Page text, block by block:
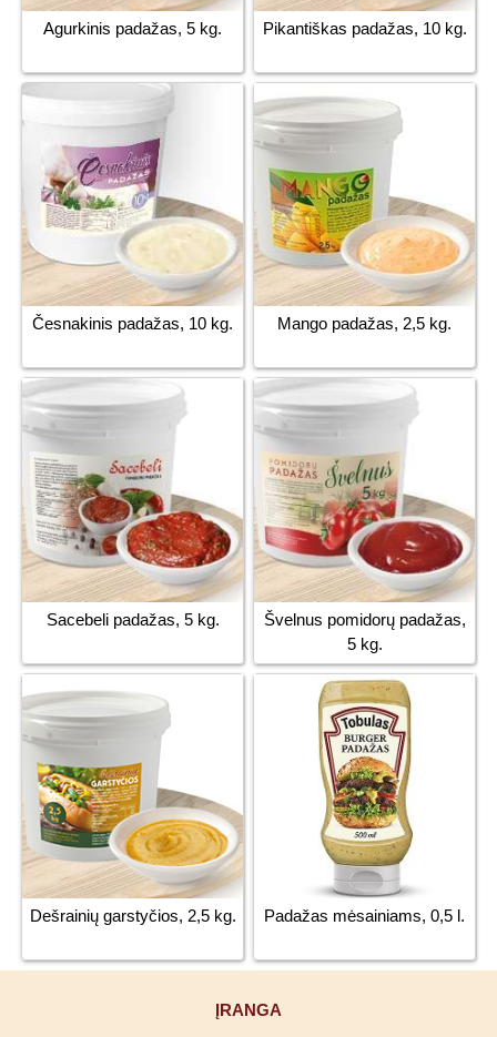
Agurkinis padažas, 5 kg. Pikantiškas padažas, 10 kg.
Česnakinis padažas, 10 kg. Mango padažas, 2,5 kg.
Sacebeli padažas, 5 kg.
Švelnus pomidorų padažas,
5 kg.
Dešrainių garstyčios, 2,5 kg. Padažas mėsainiams, 0,5 l.
ĮRANGA